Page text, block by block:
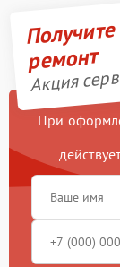
ремонт
Акция
При